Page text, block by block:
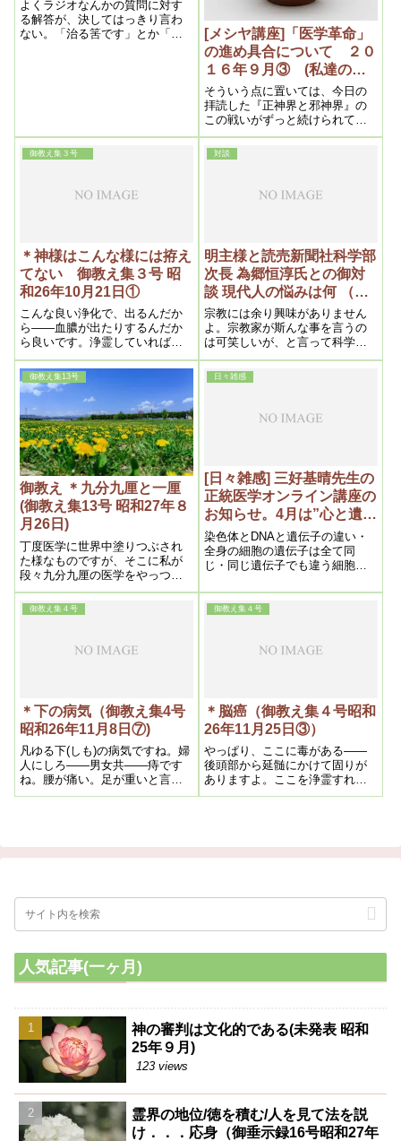
よくラジオなんかの質問に対す
る解答が、決してはっきり言わ
ない。「治る筈です」とか「治
ないでしょう。
[メシヤ講座]「医学革命」
の進め具合について ２０
１６年９月③ (私達の学
び目からウロコの内容よ
り）
そういう点に置いては、今日の
拝読した『正神界と邪神界』の
この戦いがずっと続けられてき
たけれども、これからはそれを
結んでいかないといけない。そ
ういう時期を迎えているのです
は一体何かといいますと
御教え集３号
＊神様はこんな様には拵え
てない 御教え集３号 昭
和26年10月21日①
こんな良い浄化で、出るんだか
ら――血膿が出たりするんだか
ら良いです。浄霊していれば必
ず治ります。
対談
明主様と読売新聞社科学部
次長 為郷恒淳氏との御対
談 現代人の悩みは何 （栄
光百七十九号 昭和二十七
年十月二十二日）
宗教には余り興味がありません
よ。宗教家が斯んな事を言うの
は可笑しいが、と言って科学で
も仕様がないのです。特に現代
の青年層などが学校で科学を習
って社会に出ると結局科学では
り理屈通りに行きませんので、
今迄の宗教と言うものは、あま
りに現実離れがして、行る気に
なれないという感じが……非常
に多いと思います
御教え集13号
御教え ＊九分九厘と一厘
(御教え集13号 昭和27年８
月26日)
丁度医学に世界中塗りつぶされ
た様なものですが、そこに私が
段々九分九厘の医学をやっつけ
て行くのです。で、九分九厘と
一厘という事で一番の問題は医
学なのです。之さえ本当になれ
ら、戦争なんかも無くなるので
ら、貧乏もなくなるし、争いを
嫌いになるから戦争も無くな
る、
日々雑感
[日々雑感] 三好基晴先生の
正統医学オンライン講座の
お知らせ。4月は”心と遺伝
子”のお話が興味深い
染色体とDNAと遺伝子の違い・
全身の細胞の遺伝子は全て同
じ・同じ遺伝子でも違う細胞に
ルス由来の遺伝子が組み込まれ
ている・正常細胞とがん細胞の
心による遺伝子のON・OFFと言
御教え集４号
＊下の病気（御教え集4号
昭和26年11月8日⑦)
凡ゆる下(しも)の病気ですね。婦
人にしろ――男女共――痔です
ね。腰が痛い。足が重いと言う
のはみんな、前の薬が段々下に
ば、自然々々に減っていくもの
御教え集４号
＊脳癌（御教え集４号昭和
26年11月25日③）
やっぱり、ここに毒がある――
後頭部から延髄にかけて固りが
ありますよ。ここを浄霊すれば
治りますね。延髄が浄化して
人気記事(一ヶ月)
神の審判は文化的である(未発表 昭和
25年９月)
123 views
霊界の地位/徳を積む/人を見て法を説
け．．．応身（御垂示録16号昭和27年